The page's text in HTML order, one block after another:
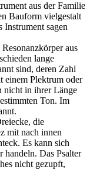
aus der Familie
Bauform vielgestalt
Instrument sagen
aus
lange
sind, deren Zahl
einem Plektrum oder
nicht in ihrer Länge
Ton. Im
die
mit nach innen
Es kann sich
handeln. Das Psalter
nicht gezupft,